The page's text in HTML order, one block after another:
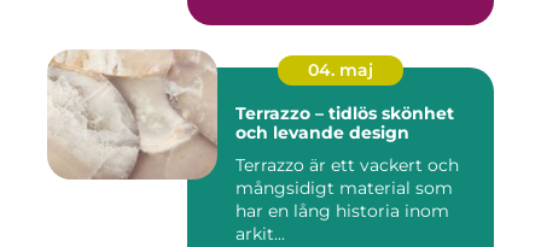
04. maj
Terrazzo – tidlös skönhet
och levande design
Terrazzo är ett vackert och
mångsidigt material som
har en lång historia inom
arkit...